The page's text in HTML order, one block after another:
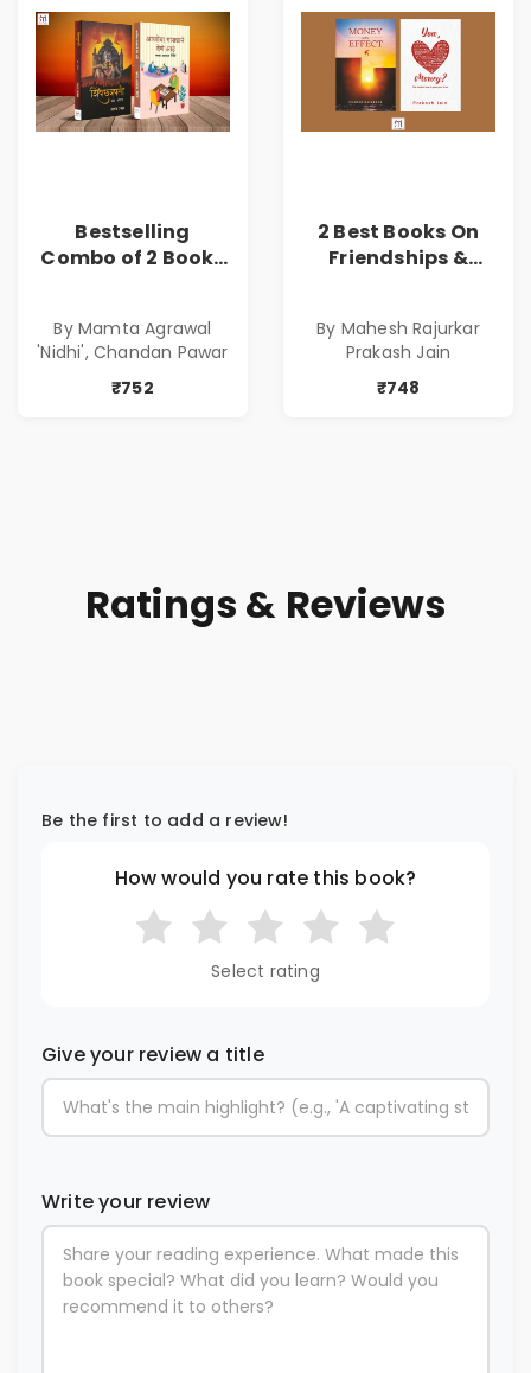
Bestselling
Combo of 2 Books
( सर्वोत्कृष्ट कादंबरी
आणि प्रभावशाली
कथांचा संच )
By Mamta Agrawal
'Nidhi', Chandan Pawar
₹752
2 Best Books On
Friendships &
of Power, Love &
Greed | Simplest
Way to Grow Your
By Mahesh Rajurkar
Prakash Jain
₹748
Ratings & Reviews
Be the first to add a review!
How would you rate this book?
Select rating
Give your review a title
Write your review